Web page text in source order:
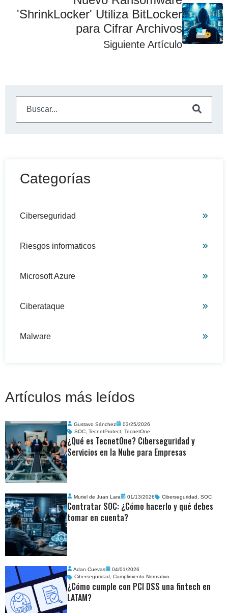
'ShrinkLocker' Utiliza BitLocker
para Cifrar Archivos
Siguiente Artículo
Categorías
Ciberseguridad
Riesgos informaticos
Microsoft Azure
Ciberataque
Malware
Artículos más leídos
Gustavo Sánchez
03/25/2026
SOC ,TecnetProtect ,TecnetOne
¿Qué es TecnetOne? Ciberseguridad y
Servicios en la Nube para Empresas
Muriel de Juan Lara 01/13/2026 Ciberseguridad,SOC
Contratar SOC: ¿Cómo hacerlo y qué debes
tomar en cuenta?
Adan Cuevas
04/01/2026
Ciberseguridad ,Cumplimiento Normativo
¿Cómo cumple con PCI DSS una fintech en
LATAM?